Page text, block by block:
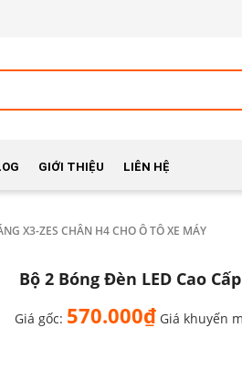
GIỚI THIỆU LIÊN HỆ
X3-ZES CHÂN H4 CHO Ô TÔ XE MÁY
Bộ 2 Bóng Đèn LED Cao
Giá gốc: 570.000₫ Giá khuyến